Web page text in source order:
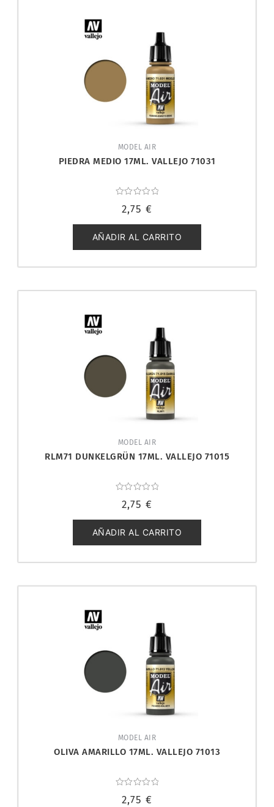
MODEL AIR
PIEDRA MEDIO 17ML. VALLEJO 71031
con
de
5
2,75 €
AÑADIR AL CARRITO
MODEL AIR
RLM71 DUNKELGRÜN 17ML. VALLEJO 71015
con
de
5
2,75 €
AÑADIR AL CARRITO
MODEL AIR
OLIVA AMARILLO 17ML. VALLEJO 71013
con
2,75 €